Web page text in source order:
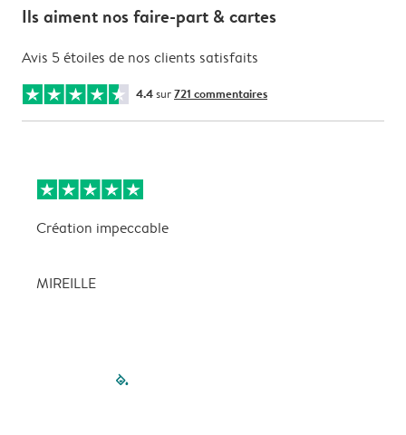
Ils aiment nos faire-part & cartes
Avis 5 étoiles de nos clients satisfaits
4.4sur721 commentaires
Création impeccable
MIREILLE
filled-pagination